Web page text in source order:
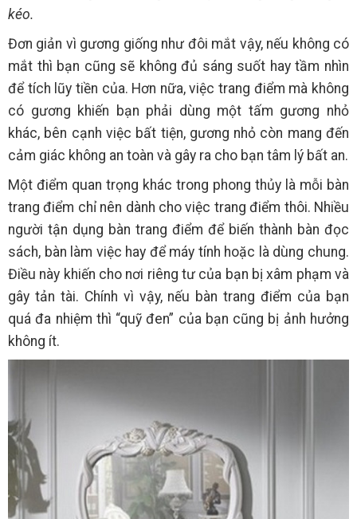
kéo.
Đơn giản vì gương giống như đôi mắt vậy, nếu không có
mắt thì bạn cũng sẽ không đủ sáng suốt hay tầm nhìn
để tích lũy tiền của. Hơn nữa, việc trang điểm mà không
có gương khiến bạn phải dùng một tấm gương nhỏ
khác, bên cạnh việc bất tiện, gương nhỏ còn mang đến
cảm giác không an toàn và gây ra cho bạn tâm lý bất an.
Một điểm quan trọng khác trong phong thủy là mỗi bàn
trang điểm chỉ nên dành cho việc trang điểm thôi. Nhiều
người tận dụng bàn trang điểm để biến thành bàn đọc
sách, bàn làm việc hay để máy tính hoặc là dùng chung.
Điều này khiến cho nơi riêng tư của bạn bị xâm phạm và
gây tản tài. Chính vì vậy, nếu bàn trang điểm của bạn
quá đa nhiệm thì “quỹ đen” của bạn cũng bị ảnh hưởng
không ít.